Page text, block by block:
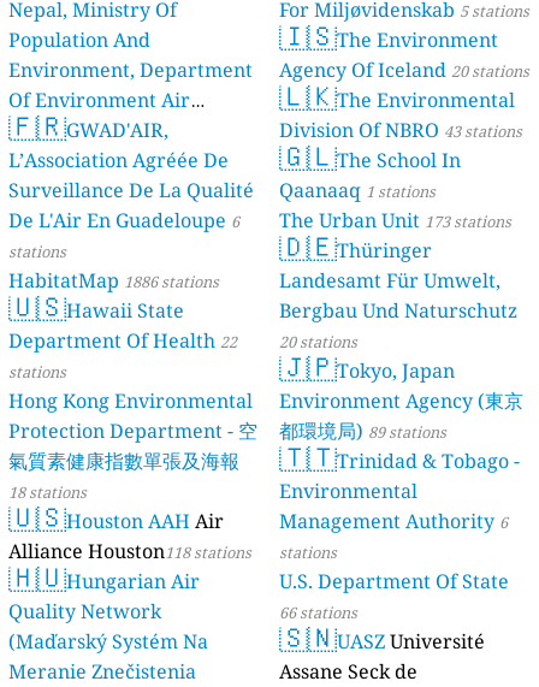
Nepal, Ministry Of
Population And
Environment, Department
Of Environment Air
Quality Monitoring
stations
🇫🇷GWAD'AIR,
L’Association Agréée De
Surveillance De La Qualité
De L'Air En Guadeloupe 6
stations
HabitatMap 1886 stations
🇺🇸Hawaii State
Department Of Health 22
stations
Hong Kong Environmental
Protection Department - 空
氣質素健康指數單張及海報
18 stations
🇺🇸Houston AAH Air
Alliance Houston118 stations
🇭🇺Hungarian Air
Quality Network
(Maďarský Systém Na
Meranie Znečistenia
For Miljøvidenskab 5 stations
🇮🇸The Environment
Agency Of Iceland 20 stations
🇱🇰The Environmental
Division Of NBRO 43 stations
🇬🇱The School In
Qaanaaq 1 stations
The Urban Unit 173 stations
🇩🇪Thüringer
Landesamt Für Umwelt,
Bergbau Und Naturschutz
20 stations
🇯🇵Tokyo, Japan
Environment Agency (東京
都環境局) 89 stations
🇹🇹Trinidad & Tobago -
Environmental
Management Authority 6
stations
U.S. Department Of State
66 stations
🇸🇳UASZUniversité
Assane Seck de